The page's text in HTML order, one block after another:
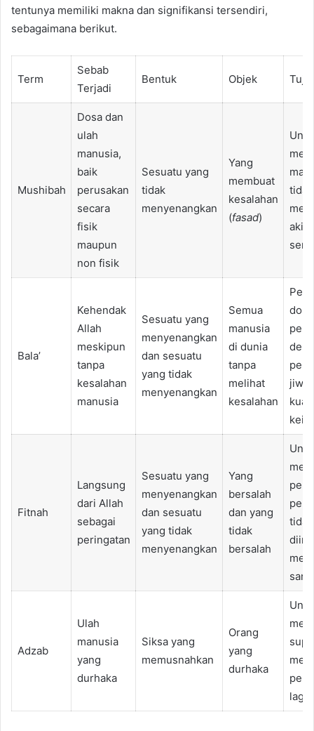
tentunya memiliki makna dan signifikansi tersendiri,
sebagaimana berikut.
Term
Sebab
Terjadi
Bentuk Objek
Mushibah
Dosa dan
ulah
manusia,
baik
perusakan
secara
fisik
maupun
non fisik
Sesuatu yang
tidak
menyenangkan
Yang
membuat
kesalahan
(fasad)
Bala’
Kehendak
Allah
meskipun
tanpa
kesalahan
manusia
Sesuatu yang
menyenangkan
dan sesuatu
yang tidak
menyenangkan
Semua
manusia
di dunia
tanpa
melihat
kesalahan
Fitnah
Langsung
dari Allah
sebagai
peringatan
Sesuatu yang
menyenangkan
dan sesuatu
yang tidak
menyenangkan
Yang
bersalah
dan yang
tidak
bersalah
tidak
Adzab
Ulah
manusia
yang
durhaka
Siksa yang
memusnahkan
Orang
yang
durhaka
lagi